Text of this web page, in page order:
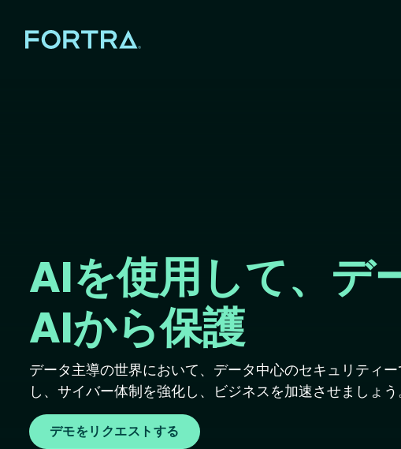
AIを使用して、デ
AIから保護
データ主導の世界において、データ中心のセキュリティ
し、サイバー体制を強化し、ビジネスを加速させましょう
デモをリクエストする